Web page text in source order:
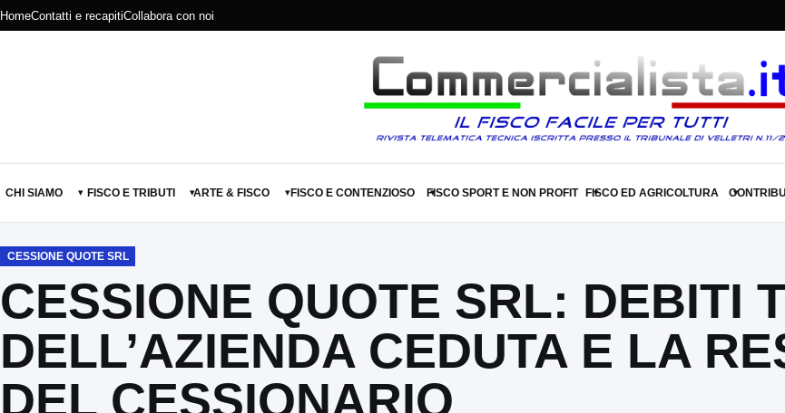
HomeContatti e recapitiCollabora con noi
CHI SIAMO ▾ FISCO E TRIBUTI ▾ARTE & FISCO ▾FISCO E CONTENZIOSO ▾
FISCO SPORT E NON PROFIT ▾
FISCO ED AGRICOLTURA ▾
CESSIONE QUOTE SRL
CESSIONE QUOTE SRL: DEBITI
DELL’AZIENDA CEDUTA E LA
DEL CESSIONARIO